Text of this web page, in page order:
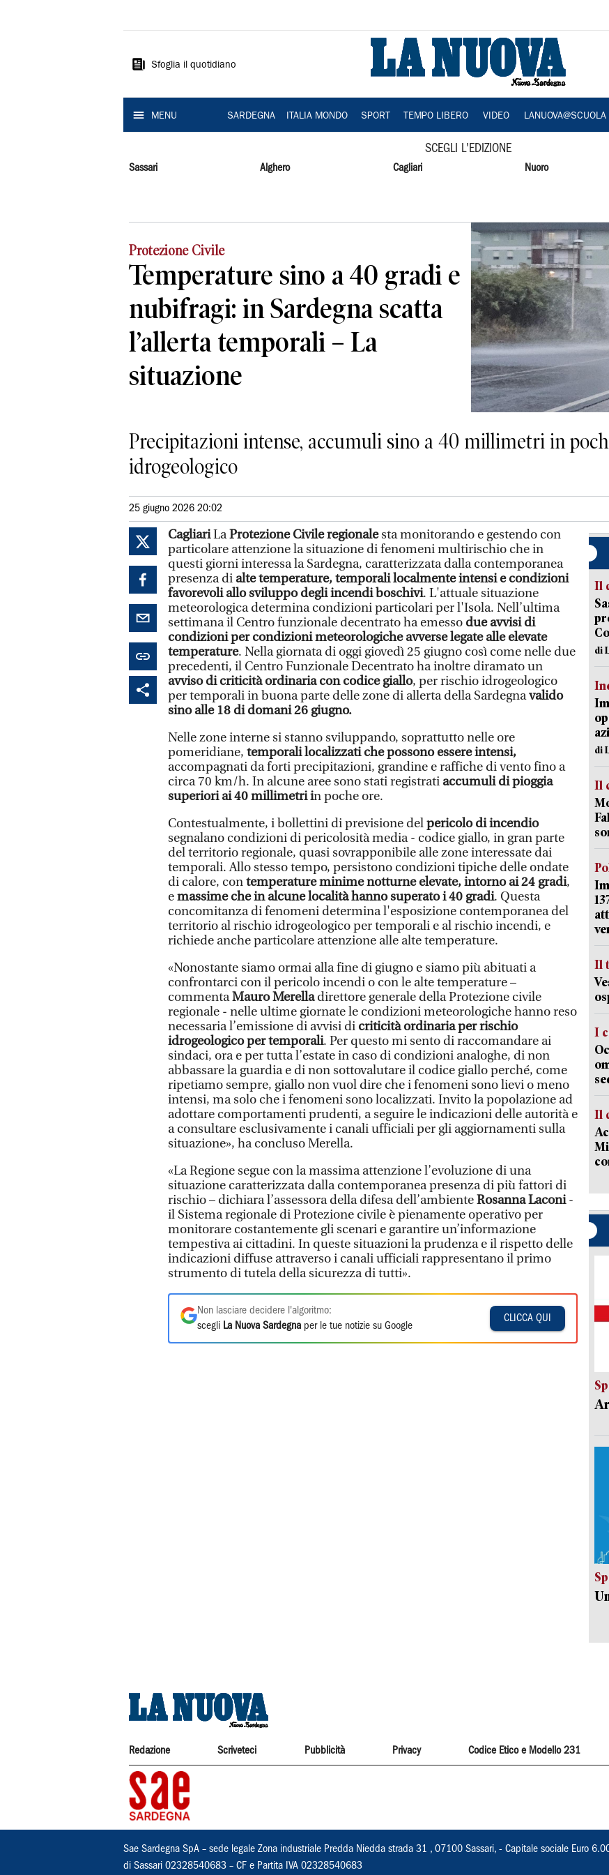
Sardegna
Sfoglia il quotidiano
MENU SARDEGNA ITALIA MONDO SPORT TEMPO LIBERO VIDEO LANUOVA@SCUOLA
SCEGLI L'EDIZIONE
Sassari Alghero Cagliari Nuoro
Protezione Civile
Temperature sino a 40 gradi e
nubifragi: in Sardegna scatta
l’allerta temporali – La
situazione
Precipitazioni intense, accumuli sino a 40 millimetri in
idrogeologico
25 giugno 2026 20:02
CagliariLaProtezione Civile regionalesta monitorando e gestendo con
particolare attenzione la situazione di fenomeni multirischio che in
questi giorni interessa la Sardegna, caratterizzata dalla contemporanea
presenza di alte temperature, temporali localmente intensi e condizioni
favorevoli allo sviluppo degli incendi boschivi. L'attuale situazione
meteorologica determina condizioni particolari per l'Isola. Nell’ultima
settimana il Centro funzionale decentrato ha emesso due avvisi di
condizioni per condizioni meteorologiche avverse legate alle elevate
temperature. Nella giornata di oggi giovedì 25 giugno così come nelle due
precedenti, il Centro Funzionale Decentrato ha inoltre diramato un
avviso di criticità ordinaria con codice giallo, per rischio idrogeologico
per temporali in buona parte delle zone di allerta della Sardegnavalido
sino alle 18 di domani 26 giugno.
Nelle zone interne si stanno sviluppando, soprattutto nelle ore
pomeridiane, temporali localizzati che possono essere intensi,
accompagnati da forti precipitazioni, grandine e raffiche di vento fino a
circa 70 km/h. In alcune aree sono stati registrati accumuli di pioggia
superiori ai 40 millimetri in poche ore.
Contestualmente, i bollettini di previsione delpericolo di incendio
segnalano condizioni di pericolosità media - codice giallo, in gran parte
del territorio regionale, quasi sovrapponibile alle zone interessate dai
temporali. Allo stesso tempo, persistono condizioni tipiche delle ondate
di calore, contemperature minime notturne elevate, intorno ai 24 gradi,
emassime che in alcune località hanno superato i 40 gradi. Questa
concomitanza di fenomeni determina l'esposizione contemporanea del
territorio al rischio idrogeologico per temporali e al rischio incendi, e
richiede anche particolare attenzione alle alte temperature.
«Nonostante siamo ormai alla fine di giugno e siamo più abituati a
confrontarci con il pericolo incendi o con le alte temperature –
commentaMauro Merelladirettore generale della Protezione civile
regionale - nelle ultime giornate le condizioni meteorologiche hanno reso
necessaria l’emissione di avvisi di criticità ordinaria per rischio
idrogeologico per temporali. Per questo mi sento di raccomandare ai
sindaci, ora e per tutta l’estate in caso di condizioni analoghe, di non
abbassare la guardia e di non sottovalutare il codice giallo perché, come
ripetiamo sempre, giallo non vuol dire che i fenomeni sono lievi o meno
intensi, ma solo che i fenomeni sono localizzati. Invito la popolazione ad
adottare comportamenti prudenti, a seguire le indicazioni delle autorità e
a consultare esclusivamente i canali ufficiali per gli aggiornamenti sulla
situazione», ha concluso Merella.
«La Regione segue con la massima attenzione l’evoluzione di una
situazione caratterizzata dalla contemporanea presenza di più fattori di
rischio – dichiara l’assessora della difesa dell’ambienteRosanna Laconi-
il Sistema regionale di Protezione civile è pienamente operativo per
monitorare costantemente gli scenari e garantire un’informazione
tempestiva ai cittadini. In queste situazioni la prudenza e il rispetto delle
indicazioni diffuse attraverso i canali ufficiali rappresentano il primo
strumento di tutela della sicurezza di tutti».
Non lasciare decidere l'algoritmo:
scegli La Nuova Sardegna per le tue notizie su Google
CLICCA QUI
Il
di
di
Il
Il
I
Il
Redazione Scriveteci Pubblicità Privacy Codice Etico e Modello 231
Sae Sardegna SpA – sede legale Zona industriale Predda Niedda strada 31 , 07100 Sassari, - Capitale sociale Euro
di Sassari 02328540683 – CF e Partita IVA 02328540683